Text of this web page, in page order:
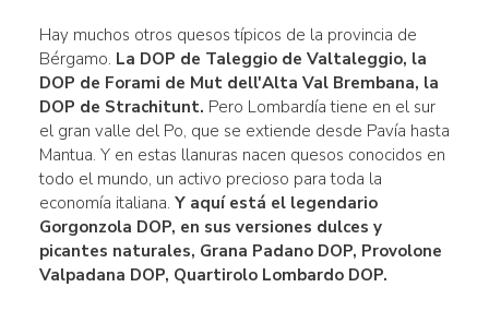
Hay muchos otros quesos típicos de la provincia de
Bérgamo. La DOP de Taleggio de Valtaleggio, la
DOP de Forami de Mut dell'Alta Val Brembana, la
DOP de Strachitunt. Pero Lombardía tiene en el sur
el gran valle del Po, que se extiende desde Pavía hasta
Mantua. Y en estas llanuras nacen quesos conocidos en
todo el mundo, un activo precioso para toda la
economía italiana. Y aquí está el legendario
Gorgonzola DOP, en sus versiones dulces y
picantes naturales, Grana Padano DOP, Provolone
Valpadana DOP, Quartirolo Lombardo DOP.